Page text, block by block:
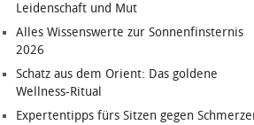
Leidenschaft und Mut
Alles Wissenswerte zur Sonnenfinsternis
2026
Schatz aus dem Orient: Das goldene
Wellness-Ritual
Expertentipps fürs Sitzen gegen